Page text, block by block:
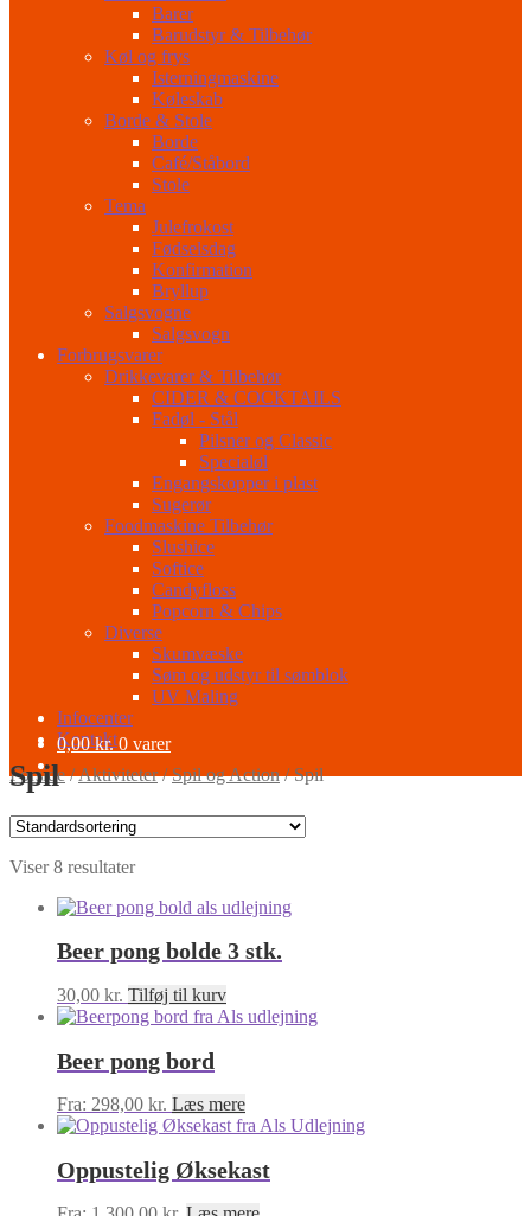
Barer
Barudstyr & Tilbehør
Køl og frys
Isterningmaskine
Køleskab
Borde & Stole
Borde
Café/Ståbord
Stole
Tema
Julefrokost
Fødselsdag
Konfirmation
Bryllup
Salgsvogne
Salgsvogn
Forbrugsvarer
Drikkevarer & Tilbehør
CIDER & COCKTAILS
Fadøl - Stål
Pilsner og Classic
Specialøl
Engangskopper i plast
Sugerør
Foodmaskine Tilbehør
Slushice
Softice
Candyfloss
Popcorn & Chips
Diverse
Skumvæske
Søm og udstyr til sømblok
UV Maling
Infocenter
Kontakt
0,00kr. 0 varer
Forside/Aktiviteter/Spil og Action/Spil
Spil
Viser 8 resultater
Beer pong bolde 3 stk.
30,00 kr. Tilføj til kurv
Beer pong bord
Fra: 298,00 kr. Læs mere
Oppustelig Øksekast